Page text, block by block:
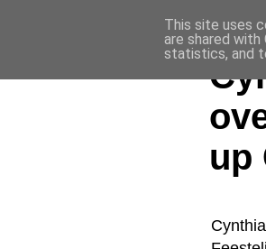
up
This site uses
are shared
statistics, and